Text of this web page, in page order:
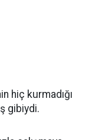
hiç kurmadığı
gibiydi.